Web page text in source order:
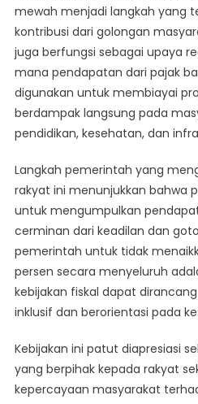
mewah menjadi langkah yang
kontribusi dari golongan
juga berfungsi sebagai upaya
mana pendapatan dari pajak
digunakan untuk membiayai
berdampak langsung pada
pendidikan, kesehatan, dan
Langkah pemerintah yang
rakyat ini menunjukkan bahwa
untuk mengumpulkan
cerminan dari keadilan dan
pemerintah untuk tidak
persen secara menyeluruh
kebijakan fiskal dapat
inklusif dan berorientasi pada
Kebijakan ini patut diapresiasi
yang berpihak kepada rakyat
kepercayaan masyarakat